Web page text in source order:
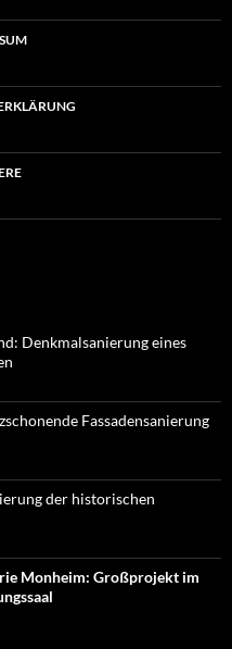
Denkmalsanierung eines
Fassadensanierung
der historischen
Monheim: Großprojekt im